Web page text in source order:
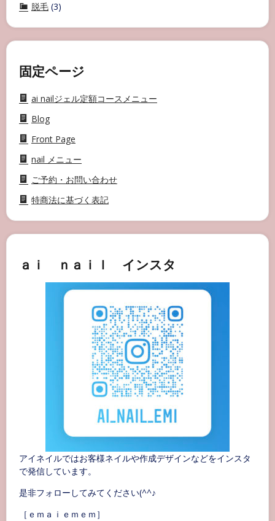
脱毛 (3)
固定ページ
ai nailジェル定額コースメニュー
Blog
Front Page
nail メニュー
ご予約・お問い合わせ
特商法に基づく表記
ａｉ ｎａｉｌ インスタ
アイネイルではお客様ネイルや作成デザインなどをインスタ
で発信しています。
是非フォローしてみてください(^^♪
［ｅｍａｉｅｍｅｍ］